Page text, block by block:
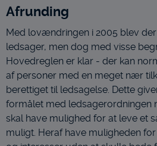
Afrunding
Med lovændringen i 2005 blev
ledsager, men dog med visse
Hovedreglen er klar - der kan
af personer med en meget nær
berettiget til ledsagelse. Dette
formålet med ledsagerordningen
skal have mulighed for at leve et
muligt. Heraf have muligheden